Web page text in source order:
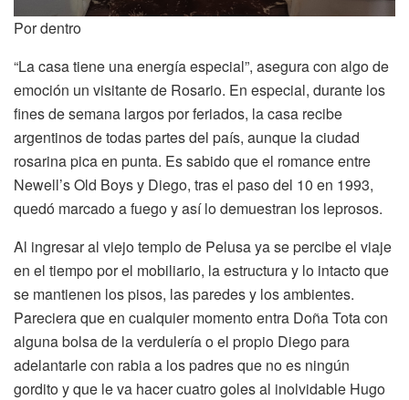
Por dentro
“La casa tiene una energía especial”, asegura con algo de
emoción un visitante de Rosario. En especial, durante los
fines de semana largos por feriados, la casa recibe
argentinos de todas partes del país, aunque la ciudad
rosarina pica en punta. Es sabido que el romance entre
Newell’s Old Boys y Diego, tras el paso del 10 en 1993,
quedó marcado a fuego y así lo demuestran los leprosos.
Al ingresar al viejo templo de Pelusa ya se percibe el viaje
en el tiempo por el mobiliario, la estructura y lo intacto que
se mantienen los pisos, las paredes y los ambientes.
Pareciera que en cualquier momento entra Doña Tota con
alguna bolsa de la verdulería o el propio Diego para
adelantarle con rabia a los padres que no es ningún
gordito y que le va hacer cuatro goles al inolvidable Hugo